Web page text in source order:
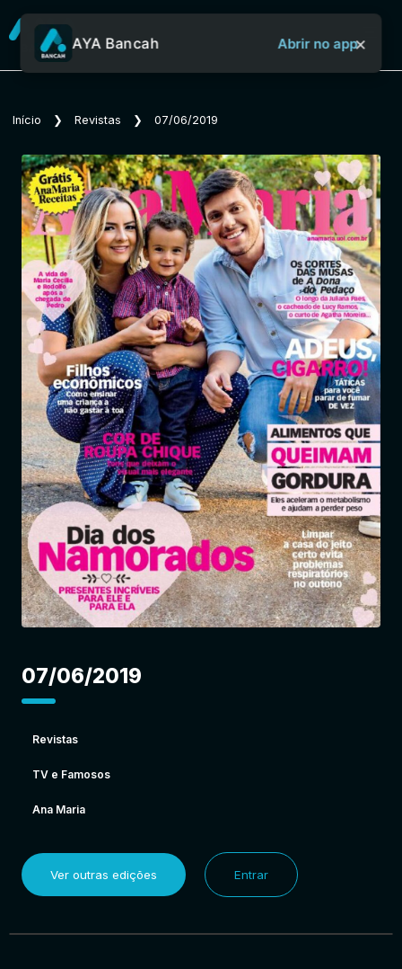
Sobre o Aya Bancah
Início
Revistas
Jornais
Notícias
Entrar
AYA Bancah Abrir no app×
Início ❯ Revistas ❯ 07/06/2019
07/06/2019
Revistas
TV e Famosos
Ana Maria
Ver outras edições Entrar